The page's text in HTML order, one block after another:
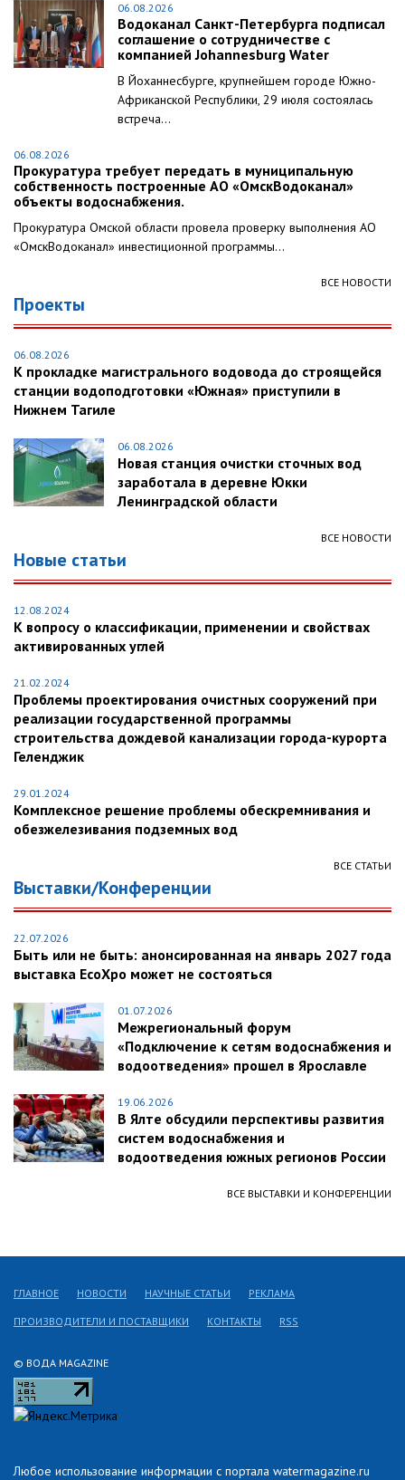
06.08.2026
Водоканал Санкт-Петербурга подписал
соглашение о сотрудничестве с
компанией Johannesburg Water
В Йоханнесбурге, крупнейшем городе Южно-
Африканской Республики, 29 июля состоялась
встреча...
06.08.2026
Прокуратура требует передать в муниципальную
собственность построенные АО «ОмскВодоканал»
объекты водоснабжения.
Прокуратура Омской области провела проверку выполнения АО
«ОмскВодоканал» инвестиционной программы...
ВСЕ НОВОСТИ
Проекты
06.08.2026
К прокладке магистрального водовода до строящейся
станции водоподготовки «Южная» приступили в
Нижнем Тагиле
06.08.2026
Новая станция очистки сточных вод
заработала в деревне Юкки
Ленинградской области
ВСЕ НОВОСТИ
Новые статьи
12.08.2024
К вопросу о классификации, применении и свойствах
активированных углей
21.02.2024
Проблемы проектирования очистных сооружений при
реализации государственной программы
строительства дождевой канализации города-курорта
Геленджик
29.01.2024
Комплексное решение проблемы обескремнивания и
обезжелезивания подземных вод
ВСЕ СТАТЬИ
Выставки/Конференции
22.07.2026
Быть или не быть: анонсированная на январь 2027 года
выставка EcoXpo может не состояться
01.07.2026
Межрегиональный форум
«Подключение к сетям водоснабжения и
водоотведения» прошел в Ярославле
19.06.2026
В Ялте обсудили перспективы развития
систем водоснабжения и
водоотведения южных регионов России
ВСЕ ВЫСТАВКИ И КОНФЕРЕНЦИИ
© ВОДА MAGAZINE
Любое использование информации с портала watermagazine.ru
ГЛАВНОЕ НОВОСТИ НАУЧНЫЕ СТАТЬИ РЕКЛАМА
ПРОИЗВОДИТЕЛИ И ПОСТАВЩИКИ КОНТАКТЫ RSS